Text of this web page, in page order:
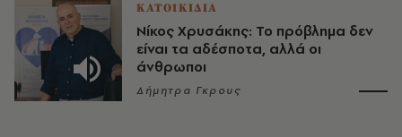
ΚΑΤΟΙΚΙΔΙΑ
Νίκος Χρυσάκης: Το πρόβλημα δεν
είναι τα αδέσποτα, αλλά οι
άνθρωποι
Δήμητρα Γκρους